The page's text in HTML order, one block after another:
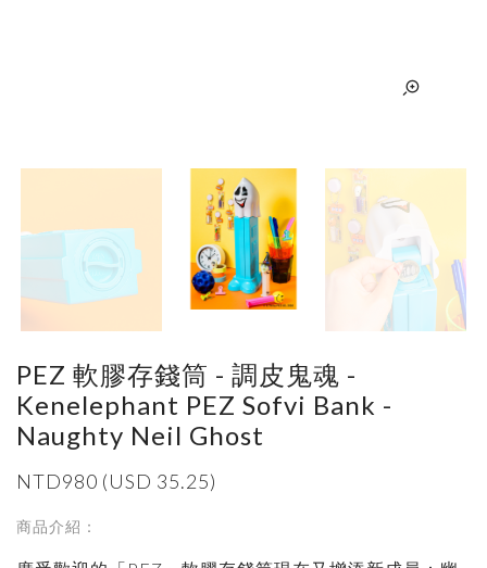
PEZ 軟膠存錢筒 - 調皮鬼魂 -
Kenelephant PEZ Sofvi Bank -
Naughty Neil Ghost
NTD980 (USD 35.25)
商品介紹：